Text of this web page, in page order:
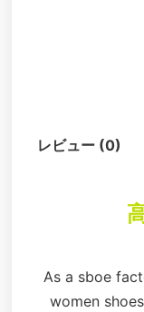
レビュー (0)
As a sboe
women